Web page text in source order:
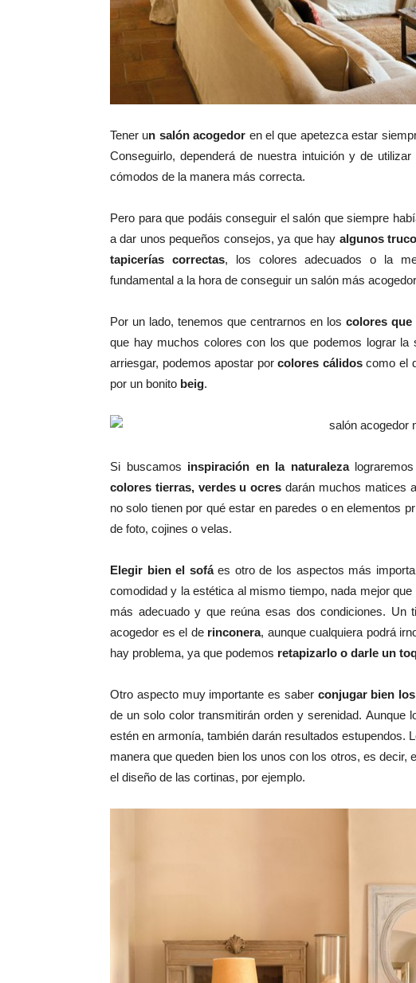
Tener un salón acogedor en el que apetezca estar
Conseguirlo, dependerá de nuestra intuición y de
cómodos de la manera más correcta.
Pero para que podáis conseguir el salón que siempre
a dar unos pequeños consejos, ya que hay algunos
tapicerías correctas, los colores adecuados o la
fundamental a la hora de conseguir un salón más
Por un lado, tenemos que centrarnos en los colores que
que hay muchos colores con los que podemos lograr
arriesgar, podemos apostar porcolores cálidoscomo el
por un bonito beig.
Si buscamos inspiración en la naturaleza
colores tierras, verdes u ocres darán muchos matices
no solo tienen por qué estar en paredes o en elementos
de foto, cojines o velas.
Elegir bien el sofáes otro de los aspectos más
comodidad y la estética al mismo tiempo, nada mejor
más adecuado y que reúna esas dos condiciones. Un
acogedor es el de rinconera, aunque cualquiera podrá
hay problema, ya que podemos retapizarlo o darle un
Otro aspecto muy importante es saber conjugar bien
de un solo color transmitirán orden y serenidad. Aunque
estén en armonía, también darán resultados estupendos.
manera que queden bien los unos con los otros, es decir,
el diseño de las cortinas, por ejemplo.